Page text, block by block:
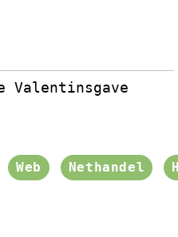
Valentinsgave
Web Nethandel